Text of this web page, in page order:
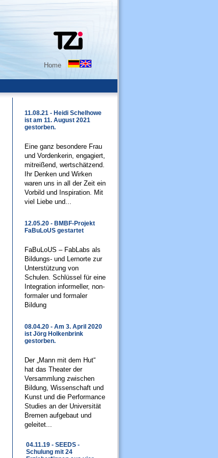
Home
11.08.21 - Heidi Schelhowe
ist am 11. August 2021
gestorben.
Eine ganz besondere Frau
und Vordenkerin, engagiert,
mitreißend, wertschätzend.
Ihr Denken und Wirken
waren uns in all der Zeit ein
Vorbild und Inspiration. Mit
viel Liebe und...
12.05.20 - BMBF-Projekt
FaBuLoUS gestartet
FaBuLoUS – FabLabs als
Bildungs- und Lernorte zur
Unterstützung von
Schulen. Schlüssel für eine
Integration informeller, non-
formaler und formaler
Bildung
08.04.20 - Am 3. April 2020
ist Jörg Holkenbrink
gestorben.
Der „Mann mit dem Hut“
hat das Theater der
Versammlung zwischen
Bildung, Wissenschaft und
Kunst und die Performance
Studies an der Universität
Bremen aufgebaut und
geleitet...
04.11.19 - SEEDS -
Schulung mit 24